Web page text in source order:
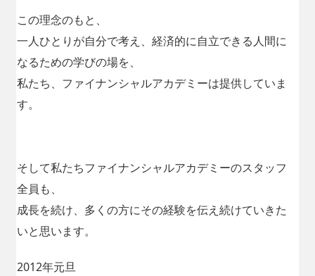
この理念のもと、
一人ひとりが自分で考え、経済的に自立できる人間に
なるための学びの場を、
私たち、ファイナンシャルアカデミーは提供していま
す。
そして私たちファイナンシャルアカデミーのスタッフ
全員も、
成長を続け、多くの方にその経験を伝え続けていきた
いと思います。
2012年元旦